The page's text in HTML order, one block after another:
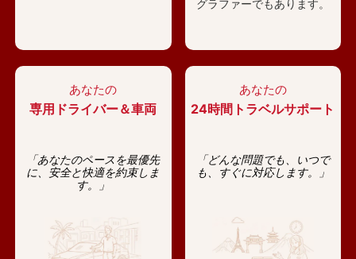
グラファーでもあります。
あなたの
専用ドライバー＆車両
「あなたのペースを最優先
に、安全と快適を約束しま
す。」
あなたの
24時間トラベルサポート
「どんな問題でも、いつで
も、すぐに対応します。」